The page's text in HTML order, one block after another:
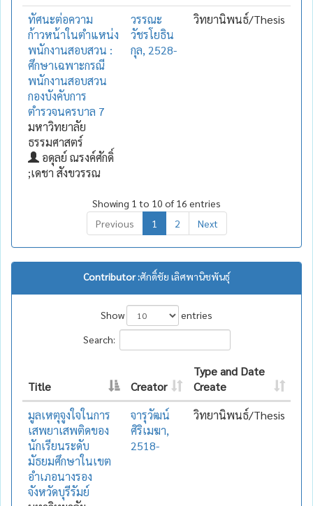
ทัศนะต่อความ
ก้าวหน้าในตำแหน่ง
พนักงานสอบสวน :
ศึกษาเฉพาะกรณี
พนักงานสอบสวน
กองบังคับการ
ตำรวจนครบาล 7
มหาวิทยาลัย
ธรรมศาสตร์
อดุลย์ ณรงค์ศักดิ์
;เดชา สังขวรรณ
วรรณะ
วัชรโยธิน
กุล, 2528-
วิทยานิพนธ์/Thesis
Showing 1 to 10 of 16 entries
Previous
1 2 Next
Contributor :ศักดิ์ชัย เลิศพานิชพันธุ์
Show
entries
Search:
Title Creator
Type and Date
Create
มูลเหตุจูงใจในการ
เสพยาเสพติดของ
นักเรียนระดับ
มัธยมศึกษาในเขต
อำเภอนางรอง
จังหวัดบุรีรัมย์
จารุวัฒน์
ศิริเมฆา,
2518-
วิทยานิพนธ์/Thesis